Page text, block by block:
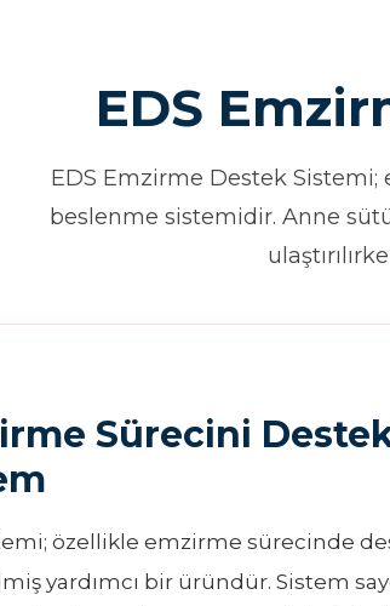
EDS
EDS Emzirme Destek
beslenme sistemidir. Anne
Sürecini
özellikle emzirme sürecinde
yardımcı bir üründür. Sistem